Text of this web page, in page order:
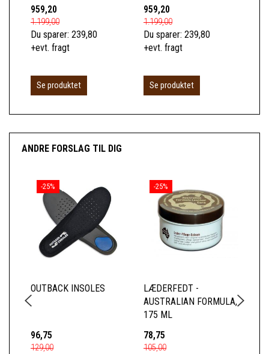
959,20
1.199,00
Du sparer: 239,80
+evt. fragt
Se produktet
959,20
1.199,00
Du sparer: 239,80
+evt. fragt
Se produktet
ANDRE FORSLAG TIL DIG
-25%
OUTBACK INSOLES
96,75
129,00
-25%
LÆDERFEDT -
AUSTRALIAN FORMULA,
175 ML
78,75
105,00